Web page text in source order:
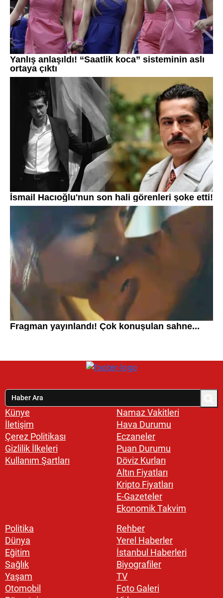
Künye
İletişim
Çerez Politikası
Gizlilik İlkeleri
Kullanım Şartları
Namaz Vakitleri
Hava Durumu
Eczaneler
Puan Durumu
Döviz Kurları
Altın Fiyatları
Kripto Fiyatları
E-Gazeteler
Ekonomik Takvim
Politika
Dünya
Eğitim
Sağlık
Yaşam
Otomobil
Rehber
Yerel Haberler
İstanbul Haberleri
Biyografiler
TV
Foto Galeri